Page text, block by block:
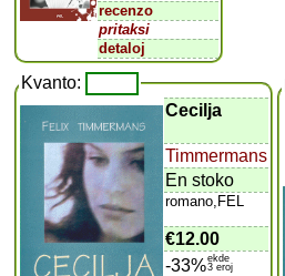
recenzo
pritaksi
detaloj
Kvanto:
Cecilja
Timmermans
En stoko
romano,FEL
€12.00
-33%ekde
3 eroj